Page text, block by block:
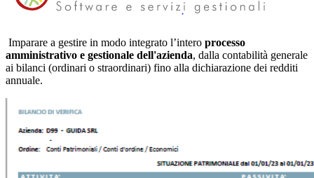
Imparare a gestire in modo integrato l’intero processo
amministrativo e gestionale dell'azienda, dalla contabilità generale
ai bilanci (ordinari o straordinari) fino alla dichiarazione dei redditi
annuale.